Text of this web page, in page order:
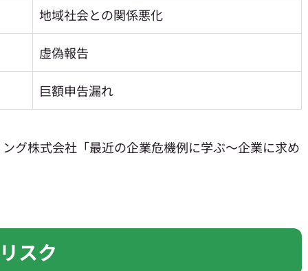
地域社会との関係悪化
虚偽報告
巨額申告漏れ
グ株式会社「最近の企業危機例に学ぶ～企業に求め
スク